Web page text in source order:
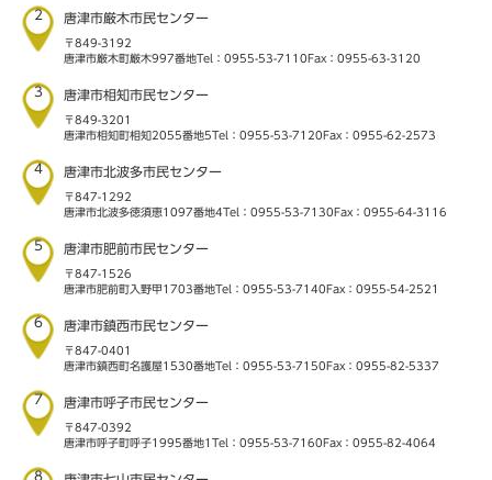
2 唐津市厳木市民センター
〒849-3192
唐津市厳木町厳木997番地Tel：0955-53-7110 Fax：0955-63-3120
3 唐津市相知市民センター
〒849-3201
唐津市相知町相知2055番地5Tel：0955-53-7120 Fax：0955-62-2573
4 唐津市北波多市民センター
〒847-1292
唐津市北波多徳須恵1097番地4Tel：0955-53-7130 Fax：0955-64-3116
5 唐津市肥前市民センター
〒847-1526
唐津市肥前町入野甲1703番地Tel：0955-53-7140 Fax：0955-54-2521
6 唐津市鎮西市民センター
〒847-0401
唐津市鎮西町名護屋1530番地Tel：0955-53-7150 Fax：0955-82-5337
7 唐津市呼子市民センター
〒847-0392
唐津市呼子町呼子1995番地1 Tel：0955-53-7160 Fax：0955-82-4064
8